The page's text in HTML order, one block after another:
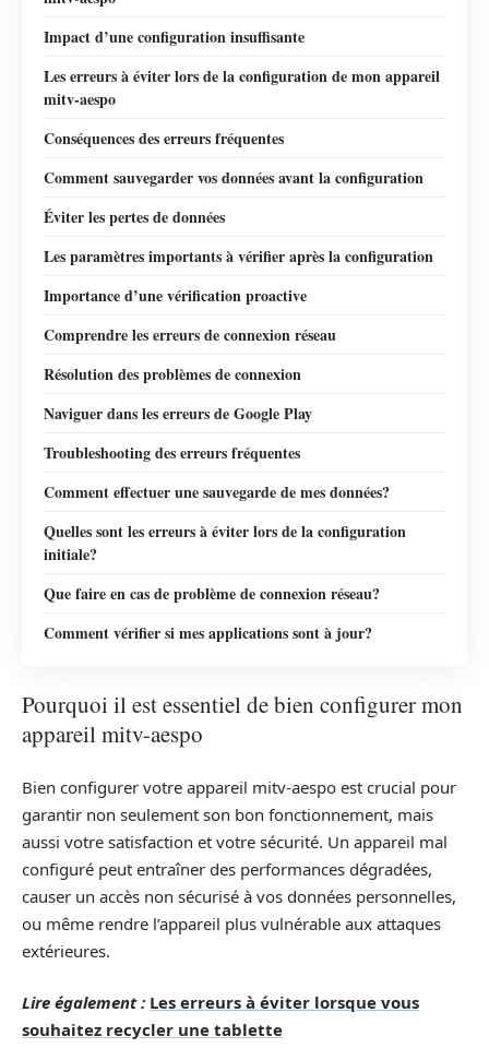
Impact d’une configuration insuffisante
Les erreurs à éviter lors de la configuration de mon appareil
mitv-aespo
Conséquences des erreurs fréquentes
Comment sauvegarder vos données avant la configuration
Éviter les pertes de données
Les paramètres importants à vérifier après la configuration
Importance d’une vérification proactive
Comprendre les erreurs de connexion réseau
Résolution des problèmes de connexion
Naviguer dans les erreurs de Google Play
Troubleshooting des erreurs fréquentes
Comment effectuer une sauvegarde de mes données?
Quelles sont les erreurs à éviter lors de la configuration
initiale?
Que faire en cas de problème de connexion réseau?
Comment vérifier si mes applications sont à jour?
Pourquoi il est essentiel de bien configurer mon
appareil mitv-aespo
Bien configurer votre appareil mitv-aespo est crucial pour
garantir non seulement son bon fonctionnement, mais
aussi votre satisfaction et votre sécurité. Un appareil mal
configuré peut entraîner des performances dégradées,
causer un accès non sécurisé à vos données personnelles,
ou même rendre l’appareil plus vulnérable aux attaques
extérieures.
Lire également : Les erreurs à éviter lorsque vous
souhaitez recycler une tablette